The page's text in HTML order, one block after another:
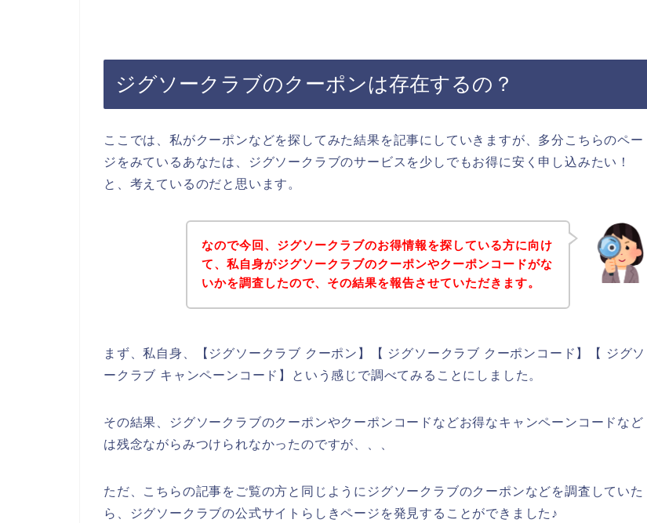
ジグソークラブのクーポンは存在するの？
ここでは、私がクーポンなどを探してみた結果を記事にしていきますが、多分こちらのペー
ジをみているあなたは、ジグソークラブのサービスを少しでもお得に安く申し込みたい！
と、考えているのだと思います。
なので今回、ジグソークラブのお得情報を探している方に向け
て、私自身がジグソークラブのクーポンやクーポンコードがな
いかを調査したので、その結果を報告させていただきます。
まず、私自身、【ジグソークラブ クーポン】【 ジグソークラブ クーポンコード】【 ジグソ
ークラブ キャンペーンコード】という感じで調べてみることにしました。
その結果、ジグソークラブのクーポンやクーポンコードなどお得なキャンペーンコードなど
は残念ながらみつけられなかったのですが、、、
ただ、こちらの記事をご覧の方と同じようにジグソークラブのクーポンなどを調査していた
ら、ジグソークラブの公式サイトらしきページを発見することができました♪